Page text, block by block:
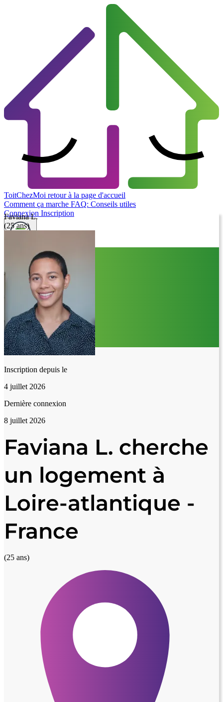
ToitChezMoi retour à la page d'accueil
Comment ça marche FAQ: Conseils utiles
Connexion Inscription
Faviana L.
(25 ans)
Inscription depuis le
4 juillet 2026
Dernière connexion
8 juillet 2026
Faviana L. cherche
un logement à
Loire-atlantique -
France
(25 ans)